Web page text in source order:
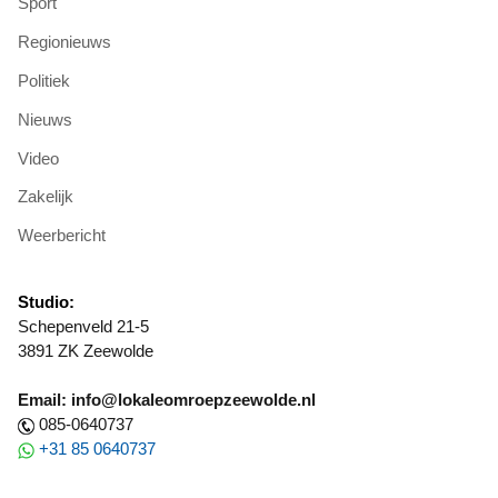
Regionieuws
Politiek
Nieuws
Video
Zakelijk
Weerbericht
Studio:
Schepenveld 21-5
3891 ZK Zeewolde
Email: info@lokaleomroepzeewolde.nl
085-0640737
+31 85 0640737